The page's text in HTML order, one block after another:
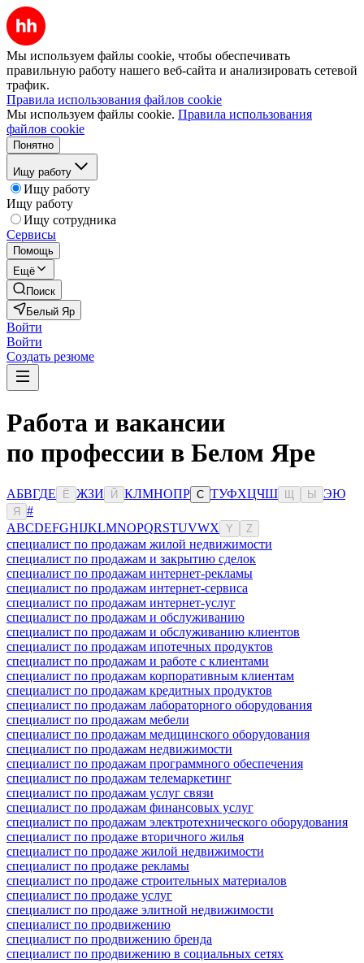
Мы используем файлы cookie, чтобы обеспечивать
правильную работу нашего веб-сайта и анализировать сетевой
трафик.
Правила использования файлов cookie
Мы используем файлы cookie. Правила использования
файлов cookie
Понятно
Ищу работу
Ищу работу
Ищу работу
Ищу сотрудника
Сервисы
Помощь
Ещё
Поиск
Белый Яр
Войти
Войти
Создать резюме
Работа и вакансии
по профессии в Белом Яре
АБВГДЕ Ё ЖЗИ Й КЛМНОПР С ТУФХЦЧШ Ы ЭЮ
Я
#
ABCDEFGHIJKLMNOPQRSTUVWX Y Z
специалист по продажам жилой недвижимости
специалист по продажам и закрытию сделок
специалист по продажам интернет-рекламы
специалист по продажам интернет-сервиса
специалист по продажам интернет-услуг
специалист по продажам и обслуживанию
специалист по продажам и обслуживанию клиентов
специалист по продажам ипотечных продуктов
специалист по продажам и работе с клиентами
специалист по продажам корпоративным клиентам
специалист по продажам кредитных продуктов
специалист по продажам лабораторного оборудования
специалист по продажам мебели
специалист по продажам медицинского оборудования
специалист по продажам недвижимости
специалист по продажам программного обеспечения
специалист по продажам телемаркетинг
специалист по продажам услуг связи
специалист по продажам финансовых услуг
специалист по продажам электротехнического оборудования
специалист по продаже вторичного жилья
специалист по продаже жилой недвижимости
специалист по продаже рекламы
специалист по продаже строительных материалов
специалист по продаже услуг
специалист по продаже элитной недвижимости
специалист по продвижению
специалист по продвижению бренда
специалист по продвижению в социальных сетях